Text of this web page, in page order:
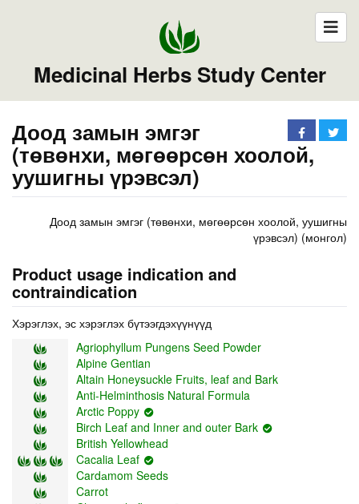
Medicinal Herbs Study Center
Доод замын эмгэг
(төвөнхи, мөгөөрсөн хоолой,
уушигны үрэвсэл)
Доод замын эмгэг (төвөнхи, мөгөөрсөн хоолой, уушигны
үрэвсэл) (монгол)
Product usage indication and
contraindication
Хэрэглэх, эс хэрэглэх бүтээгдэхүүнүүд
Agriophyllum Pungens Seed Powder
Alpine Gentian
Altain Honeysuckle Fruits, leaf and Bark
Anti-Helminthosis Natural Formula
Arctic Poppy
Birch Leaf and Inner and outer Bark
British Yellowhead
Cacalia Leaf
Cardаmom Seeds
Carrot